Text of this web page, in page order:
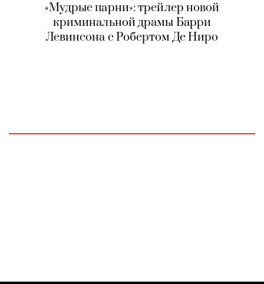
«Мудрые парни»: трейлер новой
криминальной драмы Барри
Левинсона с Робертом Де Ниро